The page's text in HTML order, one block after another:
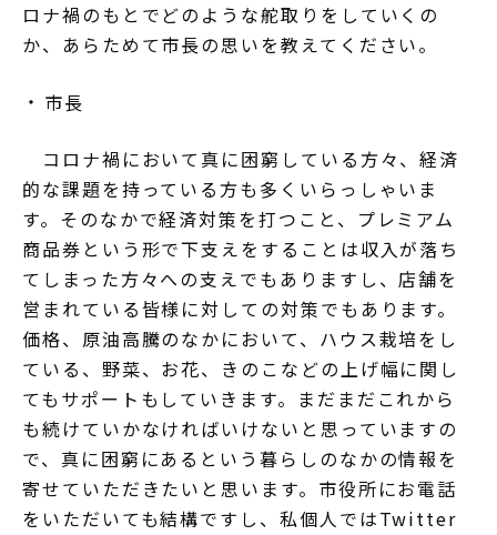
ロナ禍のもとでどのような舵取りをしていくの
か、あらためて市長の思いを教えてください。
市長
コロナ禍において真に困窮している方々、経済
的な課題を持っている方も多くいらっしゃいま
す。そのなかで経済対策を打つこと、プレミアム
商品券という形で下支えをすることは収入が落ち
てしまった方々への支えでもありますし、店舗を
営まれている皆様に対しての対策でもあります。
価格、原油高騰のなかにおいて、ハウス栽培をし
ている、野菜、お花、きのこなどの上げ幅に関し
てもサポートもしていきます。まだまだこれから
も続けていかなければいけないと思っていますの
で、真に困窮にあるという暮らしのなかの情報を
寄せていただきたいと思います。市役所にお電話
をいただいても結構ですし、私個人ではTwitter